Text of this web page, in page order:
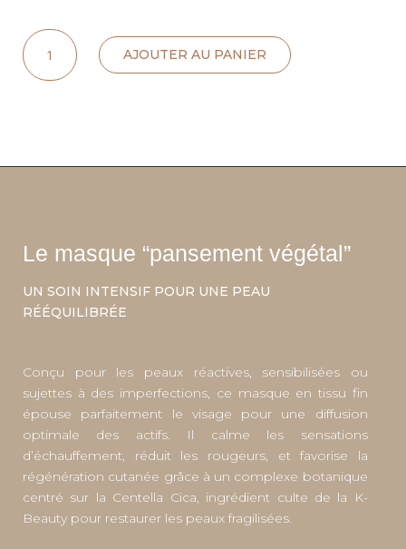
quantité
de
CENTELLA
AJOUTER AU PANIER
Le masque “pansement végétal”
UN SOIN INTENSIF POUR UNE PEAU
RÉÉQUILIBRÉE
Conçu pour les peaux réactives, sensibilisées ou
sujettes à des imperfections, ce masque en tissu fin
épouse parfaitement le visage pour une diffusion
optimale des actifs. Il calme les sensations
d’échauffement, réduit les rougeurs, et favorise la
régénération cutanée grâce à un complexe botanique
centré sur la Centella Cica, ingrédient culte de la K-
Beauty pour restaurer les peaux fragilisées.